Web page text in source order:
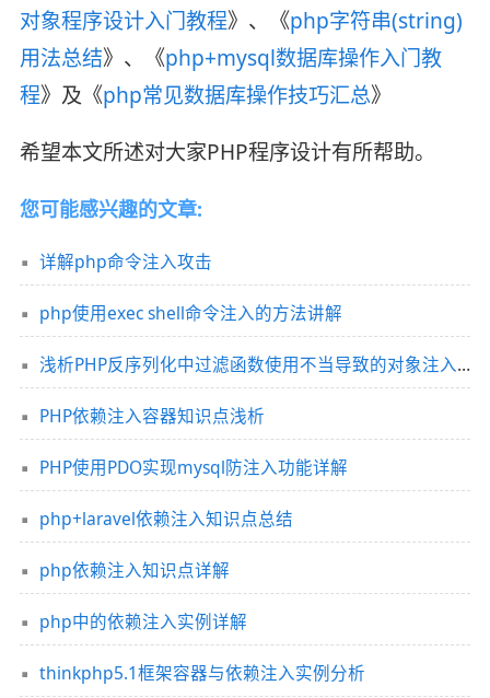
对象程序设计入门教程》、《php字符串(string)
用法总结》、《php+mysql数据库操作入门教
程》及《php常见数据库操作技巧汇总》
希望本文所述对大家PHP程序设计有所帮助。
您可能感兴趣的文章:
详解php命令注入攻击
php使用exec shell命令注入的方法讲解
浅析PHP反序列化中过滤函数使用不当导致的对象注入问题
PHP依赖注入容器知识点浅析
PHP使用PDO实现mysql防注入功能详解
php+laravel依赖注入知识点总结
php依赖注入知识点详解
php中的依赖注入实例详解
thinkphp5.1框架容器与依赖注入实例分析